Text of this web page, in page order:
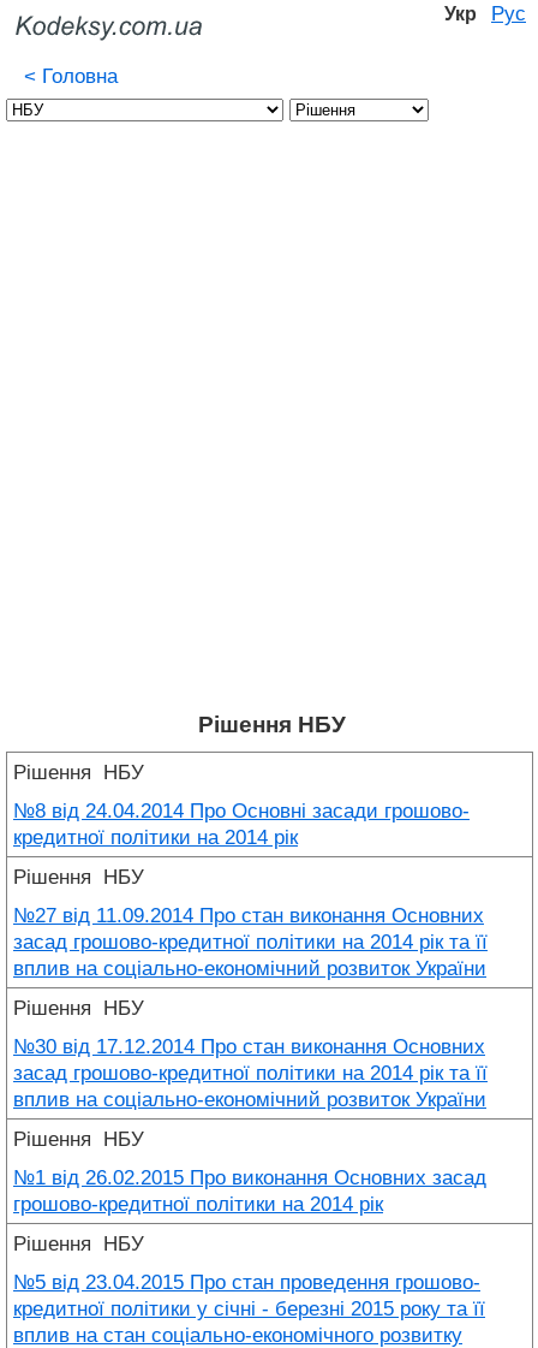
Укр Рус
< Головна
Рішення НБУ
Рішення НБУ
№8 від 24.04.2014 Про Основні засади грошово-
кредитної політики на 2014 рік
Рішення НБУ
№27 від 11.09.2014 Про стан виконання Основних
засад грошово-кредитної політики на 2014 рік та її
вплив на соціально-економічний розвиток України
Рішення НБУ
№30 від 17.12.2014 Про стан виконання Основних
засад грошово-кредитної політики на 2014 рік та її
вплив на соціально-економічний розвиток України
Рішення НБУ
№1 від 26.02.2015 Про виконання Основних засад
грошово-кредитної політики на 2014 рік
Рішення НБУ
№5 від 23.04.2015 Про стан проведення грошово-
кредитної політики у січні - березні 2015 року та її
вплив на стан соціально-економічного розвитку